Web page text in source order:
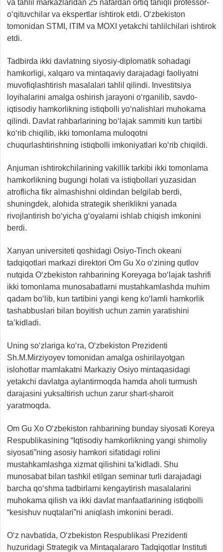
va tahlil markazlaridan 25 nafardan ortiq taniqli professor-
o‘qituvchilar va ekspertlar ishtirok etdi. O‘zbekiston
tomonidan STMI, ITIM va MOXI yetakchi tahlilchilari ishtirok
etdi.
Tadbirda ikki davlatning siyosiy-diplomatik sohadagi
hamkorligi, xalqaro va mintaqaviy darajadagi faoliyatni
muvofiqlashtirish masalalari tahlil qilindi. Investitsiya
loyihalarini amalga oshirish jarayoni o‘rganilib, savdo-
iqtisodiy hamkorlikning istiqbolli yo‘nalishlari muhokama
qilindi. Davlat rahbarlarining bo‘lajak sammiti kun tartibi
ko‘rib chiqilib, ikki tomonlama muloqotni
chuqurlashtirishning istiqbolli imkoniyatlari ko‘rib chiqildi.
Anjuman ishtirokchilarining vakillik tarkibi ikki tomonlama
hamkorlikning bugungi holati va istiqbollari yuzasidan
atroflicha fikr almashishni oldindan belgilab berdi,
shuningdek, alohida strategik sheriklikni yanada
rivojlantirish bo‘yicha g‘oyalarni ishlab chiqish imkonini
berdi.
Xanyan universiteti qoshidagi Osiyo-Tinch okeani
tadqiqotlari markazi direktori Om Gu Xo o‘zining qutlov
nutqida O‘zbekiston rahbarining Koreyaga bo‘lajak tashrifi
ikki tomonlama munosabatlarni mustahkamlashda muhim
qadam bo‘lib, kun tartibini yangi keng ko‘lamli hamkorlik
tashabbuslari bilan boyitish uchun zamin yaratishini
ta’kidladi.
Uning so‘zlariga ko‘ra, O‘zbekiston Prezidenti
Sh.M.Mirziyoyev tomonidan amalga oshirilayotgan
islohotlar mamlakatni Markaziy Osiyo mintaqasidagi
yetakchi davlatga aylantirmoqda hamda aholi turmush
darajasini yuksaltirish uchun zarur shart-sharoit
yaratmoqda.
Om Gu Xo O‘zbekiston rahbarining bunday siyosati Koreya
Respublikasining “Iqtisodiy hamkorlikning yangi shimoliy
siyosati”ning asosiy hamkori sifatidagi rolini
mustahkamlashga xizmat qilishini ta’kidladi. Shu
munosabat bilan tashkil etilgan seminar turli darajadagi
barcha qo‘shma tadbirlarni kengaytirish masalalarini
muhokama qilish va ikki davlat manfaatlarining istiqbolli
“kesishuv nuqtalari”ni aniqlash imkonini beradi.
O‘z navbatida, O‘zbekiston Respublikasi Prezidenti
huzuridagi Strategik va Mintaqalararo Tadqiqotlar Instituti